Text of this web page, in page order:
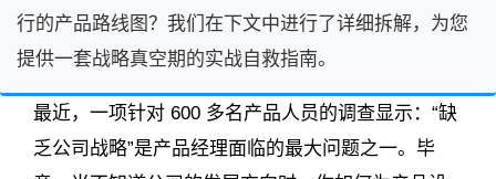
行的产品路线图？我们在下文中进行了详细拆解，为您
提供一套战略真空期的实战自救指南。
最近，一项针对 600 多名产品人员的调查显示：“缺
乏公司战略”是产品经理面临的最大问题之一。毕